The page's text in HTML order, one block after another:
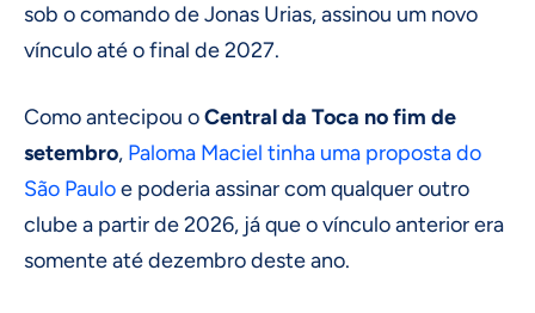
sob o comando de Jonas Urias, assinou um novo
vínculo até o final de 2027.
Como antecipou oCentral da Toca no fim de
setembro, Paloma Maciel tinha uma proposta do
São Pauloe poderia assinar com qualquer outro
clube a partir de 2026, já que o vínculo anterior era
somente até dezembro deste ano.